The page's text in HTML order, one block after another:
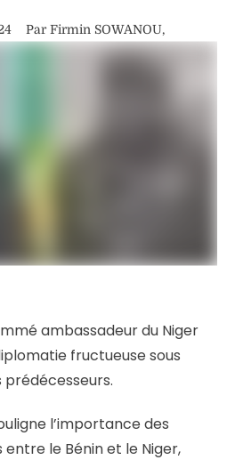
Par Firmin SOWANOU,
ambassadeur du Niger
fructueuse sous
l’importance des
le Bénin et le Niger,